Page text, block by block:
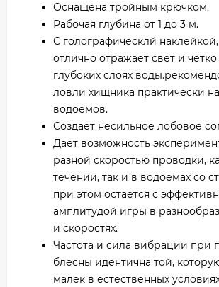
Оснащена тройным крючком.
Рабочая глубина от 1 до 3 м.
С голографическлй
отлично отражает свет и
глубоких слоях
ловли хищника практически
водоемов.
Создает несильное лобовое
Дает возможность
разной скоростью проводки,
течении, так и в водоемах со
при этом остается с
амплитудой игры в
и скоростях.
Частота и сила вибрации при
блесны идентична той,
малек в естественных